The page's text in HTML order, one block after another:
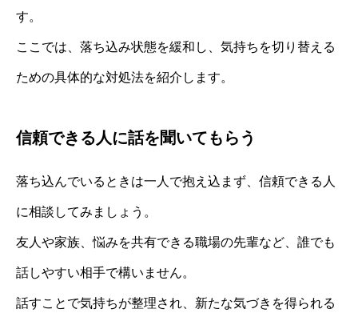
す。
ここでは、落ち込み状態を緩和し、気持ちを切り替える
ための具体的な対処法を紹介します。
信頼できる人に話を聞いてもらう
落ち込んでいるときは一人で抱え込まず、信頼できる人
に相談してみましょう。
友人や家族、悩みを共有できる職場の先輩など、誰でも
話しやすい相手で構いません。
話すことで気持ちが整理され、新たな気づきを得られる